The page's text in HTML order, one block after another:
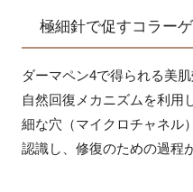
極細針で促すコラー
ダーマペン4で得られる美
自然回復メカニズムを利用
細な穴（マイクロチャネル
認識し、修復のための過程